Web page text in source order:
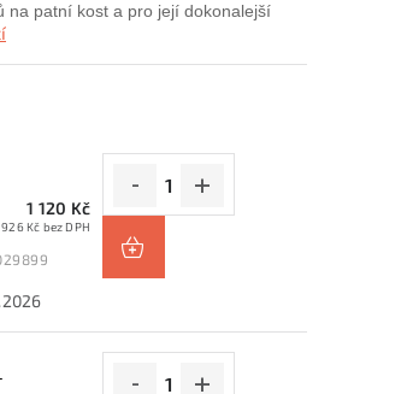
na patní kost a pro její dokonalejší
1 120 Kč
926 Kč bez DPH